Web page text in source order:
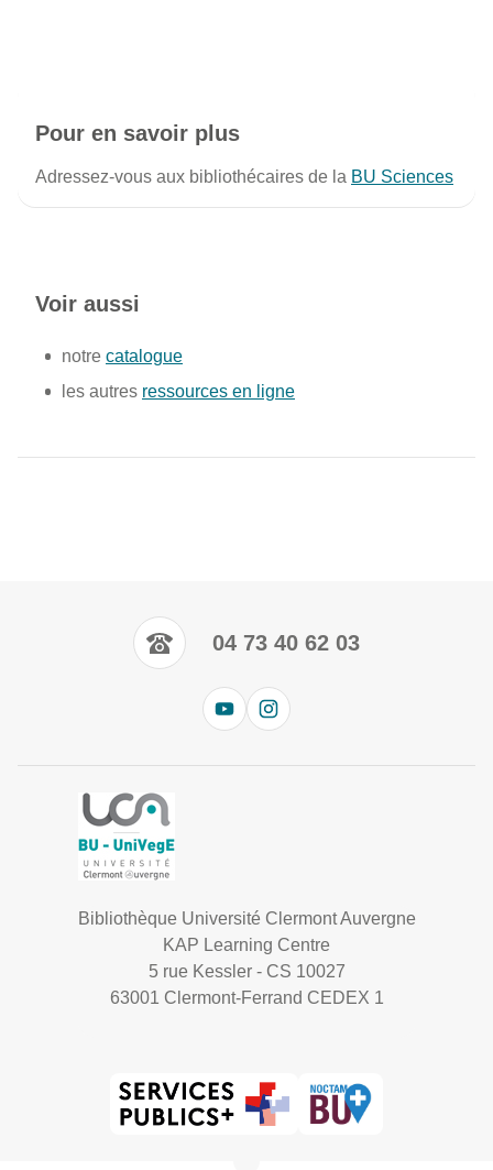
Pour en savoir plus
Adressez-vous aux bibliothécaires de la BU Sciences
Voir aussi
notre catalogue
les autres ressources en ligne
04 73 40 62 03
Bibliothèque Université Clermont Auvergne
KAP Learning Centre
5 rue Kessler - CS 10027
63001 Clermont-Ferrand CEDEX 1